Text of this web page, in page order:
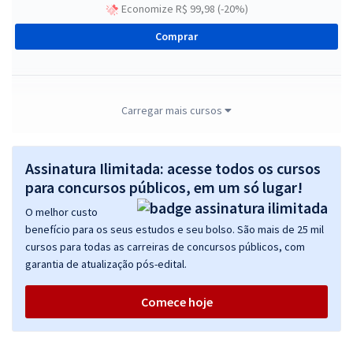
Economize R$ 99,98 (-20%)
Comprar
Marinha do Brasil - Corpo Auxiliar de Praças (CP-CAP) - Auxiliar
R$ 399,92à vista
ou 12x de R$33,33
Economize R$ 99,98 (-20%)
Comprar
Marinha do Brasil - Corpo Auxiliar de Praças (CP-CAP) - Auxiliar
Técnico de Praças (QATP) - Técnico em Patologia Clínica (Pós-edital)
R$ 399,92à vista
Carregar mais cursos
Assinatura Ilimitada: acesse todos os cursos
para concursos públicos, em um só lugar!
O melhor custo
benefício para os seus estudos e seu bolso. São mais de 25 mil
cursos para todas as carreiras de concursos públicos, com
garantia de atualização pós-edital.
Comece hoje